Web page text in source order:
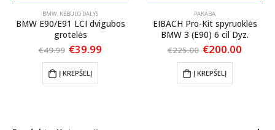
PAKABA
EIBACH Pro-Kit spyruoklės
BMW 3 (E90) 6 cil Dyz.
€225.00 Original
was:
€225.00.
€200.00
Į KREPŠELĮ
IŠNEŠIMO KEITIKLIAI
Ratų platintojų komplektas
BMW E serijai 2×20 mm
5X120 72,6/72,6
€65.00
Į KREPŠELĮ